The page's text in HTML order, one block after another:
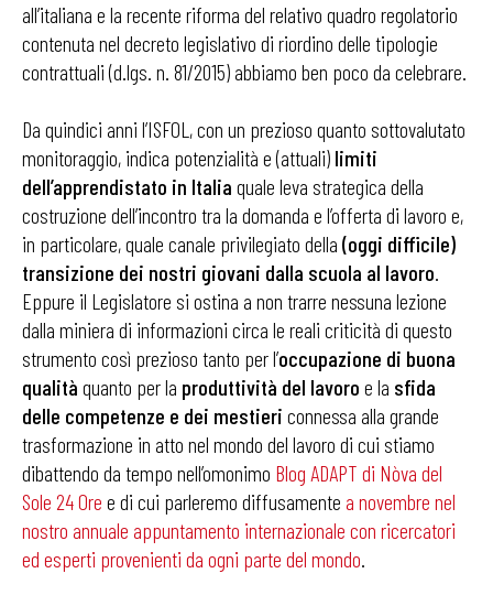
all’italiana e la recente riforma del relativo quadro regolatorio
contenuta nel decreto legislativo di riordino delle tipologie
contrattuali (d.lgs. n. 81/2015) abbiamo ben poco da celebrare.
Da quindici anni l’ISFOL, con un prezioso quanto sottovalutato
monitoraggio, indica potenzialità e (attuali) limiti
dell’apprendistato in Italia quale leva strategica della
costruzione dell’incontro tra la domanda e l’offerta di lavoro e,
in particolare, quale canale privilegiato della (oggi difficile)
transizione dei nostri giovani dalla scuola al lavoro.
Eppure il Legislatore si ostina a non trarre nessuna lezione
dalla miniera di informazioni circa le reali criticità di questo
strumento così prezioso tanto per l’occupazione di buona
qualità quanto per la produttività del lavoro e la sfida
delle competenze e dei mestieri connessa alla grande
trasformazione in atto nel mondo del lavoro di cui stiamo
dibattendo da tempo nell’omonimo Blog ADAPT di Nòva del
Sole 24 Ore e di cui parleremo diffusamente a novembre nel
nostro annuale appuntamento internazionale con ricercatori
ed esperti provenienti da ogni parte del mondo.